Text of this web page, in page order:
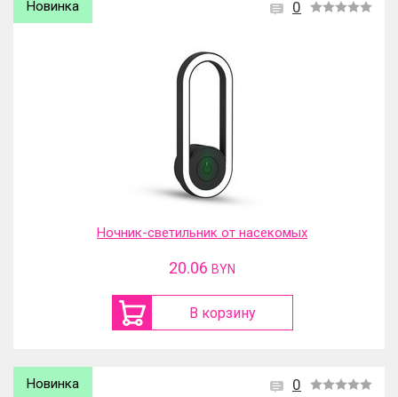
0
Новинка
Ночник-светильник от насекомых
20.06 BYN
В корзину
0
Новинка